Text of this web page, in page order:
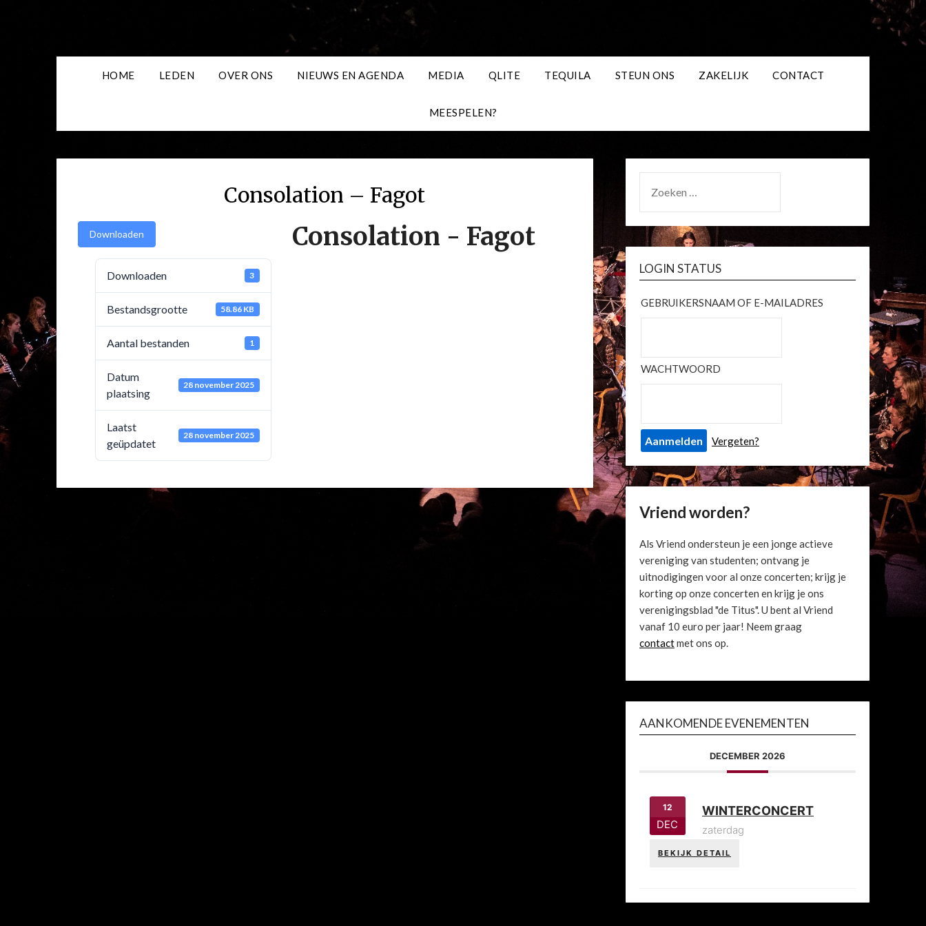
HOME LEDEN OVER ONS NIEUWS EN AGENDA MEDIA QLITE TEQUILA STEUN ONS ZAKELIJK CONTACT
MEESPELEN?
Consolation – Fagot
Downloaden
Downloaden 3
Bestandsgrootte 58.86 KB
Aantal bestanden 1
Datum
plaatsing
28 november 2025
Laatst
geüpdatet
28 november 2025
Consolation - Fagot
NAAR:
LOGIN STATUS
GEBRUIKERSNAAM OF E-MAILADRES
WACHTWOORD
Vergeten?
Vriend worden?
Als Vriend ondersteun je een jonge actieve
vereniging van studenten; ontvang je
uitnodigingen voor al onze concerten; krijg je
korting op onze concerten en krijg je ons
verenigingsblad "de Titus". U bent al Vriend
vanaf 10 euro per jaar! Neem graag
contactmet ons op.
AANKOMENDE EVENEMENTEN
DECEMBER 2026
12
DEC
WINTERCONCERT
zaterdag
BEKIJK DETAIL